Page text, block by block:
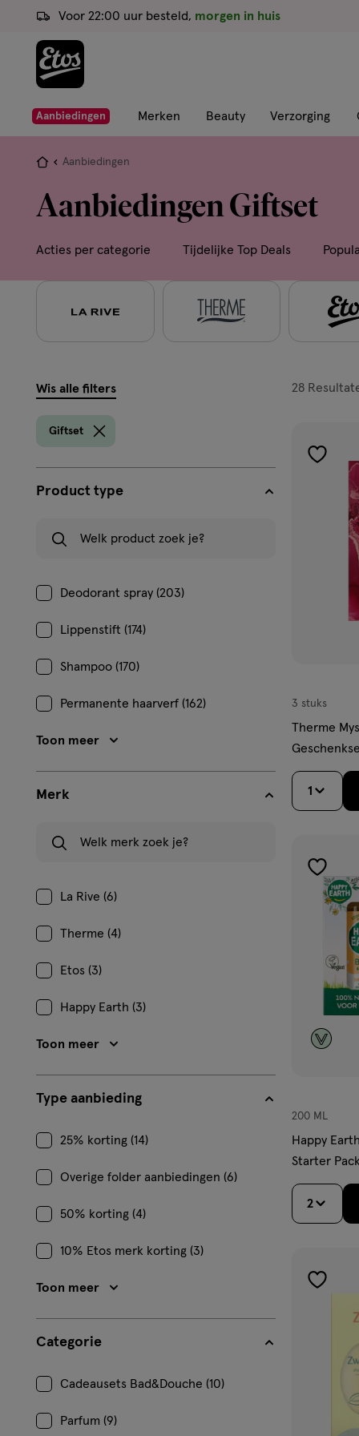
ga
de
hoofd
ga
naar
de
ga
naar
Voor 22:00 uur besteld, morgen in huis
Aanbiedingen Merken Beauty Verzorging
Je
hier:
Aanbiedingen
Aanbiedingen Giftset
Acties per categorie Tijdelijke Top Deals
filters
Wis alle filters
Giftset
Product type
Deodorant spray (203)
Lippenstift (174)
Shampoo (170)
Permanente haarverf (162)
Toon meer
Merk
La Rive (6)
Therme (4)
Etos (3)
Happy Earth (3)
Toon meer
Type aanbieding
25% korting (14)
Overige folder aanbiedingen (6)
50% korting (4)
10% Etos merk korting (3)
Toon meer
Categorie
Cadeausets Bad&Douche (10)
Parfum (9)
28
3 stuks
Therme
1
aan
200 ML
Happy
Starter
2